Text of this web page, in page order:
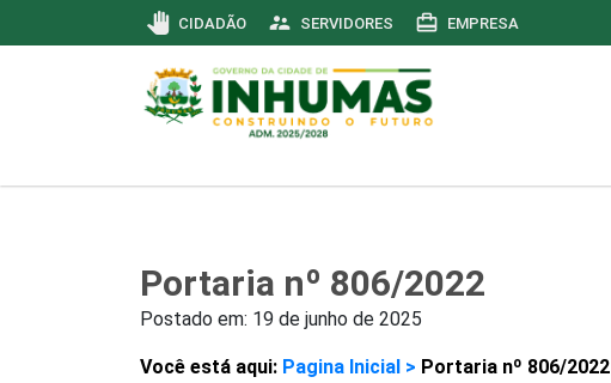
pan_tool CIDADÃO supervisor_account SERVIDORES card_travel EMPRESA
Portaria nº 806/2022
Postado em: 19 de junho de 2025
Você está aqui: Pagina Inicial > Portaria nº 806/2022